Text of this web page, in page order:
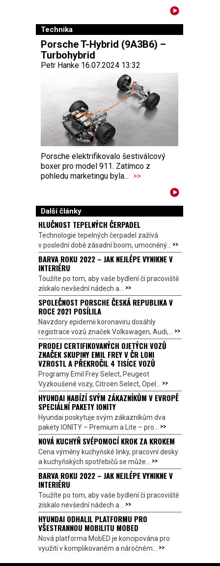
Technika
Porsche T-Hybrid (9A3B6) –
Turbohybrid
Petr Hanke 16.07.2024 13:32
Porsche elektrifikovalo šestiválcový
boxer pro model 911. Zatímco z
pohledu marketingu byla... >>
Další články
HLUČNOST TEPELNÝCH ČERPADEL
Technologie tepelných čerpadel zažívá
v poslední době zásadní boom, umocněný... >>
BARVA ROKU 2022 – JAK NEJLÉPE VYNIKNE V
INTERIÉRU
Toužíte po tom, aby vaše bydlení či pracoviště
získalo nevšední nádech a... >>
SPOLEČNOST PORSCHE ČESKÁ REPUBLIKA V
ROCE 2021 POSÍLILA
Navzdory epidemii koronaviru dosáhly
registrace vozů značek Volkswagen, Audi,... >>
PRODEJ CERTIFIKOVANÝCH OJETÝCH VOZŮ
ZNAČEK SKUPINY EMIL FREY V ČR LONI
VZROSTL A PŘEKROČIL 4 TISÍCE VOZŮ
Programy Emil Frey Select, Peugeot
Vyzkoušené vozy, Citroën Select, Opel... >>
HYUNDAI NABÍZÍ SVÝM ZÁKAZNÍKŮM V EVROPĚ
SPECIÁLNÍ PAKETY IONITY
Hyundai poskytuje svým zákazníkům dva
pakety IONITY – Premium a Lite – pro... >>
NOVÁ KUCHYŇ SVÉPOMOCÍ KROK ZA KROKEM
Cena výměny kuchyňské linky, pracovní desky
a kuchyňských spotřebičů se může... >>
BARVA ROKU 2022 – JAK NEJLÉPE VYNIKNE V
INTERIÉRU
Toužíte po tom, aby vaše bydlení či pracoviště
získalo nevšední nádech a... >>
HYUNDAI ODHALIL PLATFORMU PRO
VŠESTRANNOU MOBILITU MOBED
Nová platforma MobED je koncipována pro
využití v komplikovaném a náročném... >>